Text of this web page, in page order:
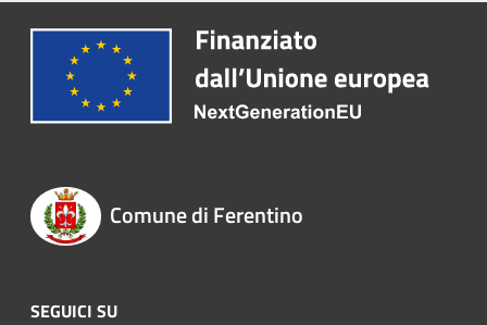
Comune di Ferentino
SEGUICI SU